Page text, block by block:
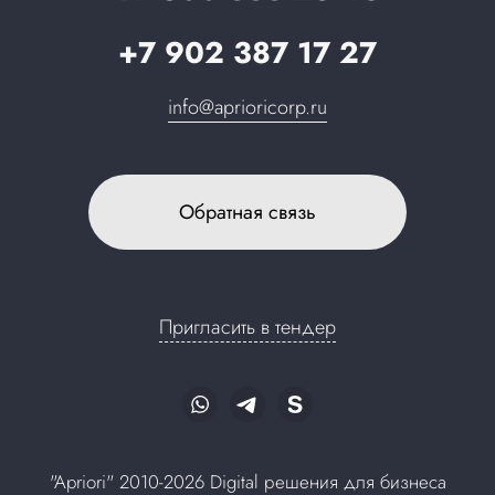
+7 902 387 17 27
info@aprioricorp.ru
Обратная связь
Пригласить в тендер
"Apriori" 2010-2026 Digital решения для бизнеса